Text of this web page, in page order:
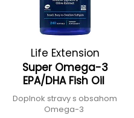
Life Extension
Super Omega-3
EPA/DHA Fish Oil
Doplnok stravy s obsahom
Omega-3